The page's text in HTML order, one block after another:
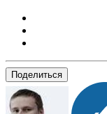
Поделиться